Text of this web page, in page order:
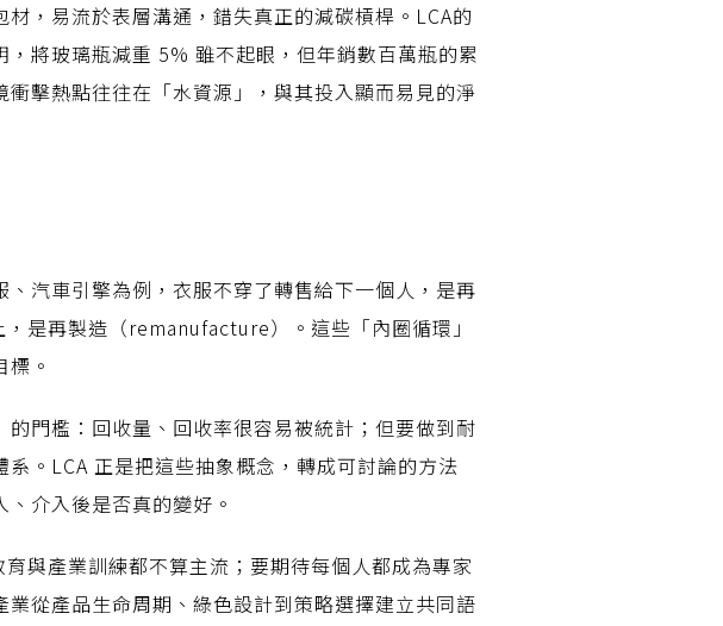
，易流於表層溝通，錯失真正的減碳槓桿。LCA的
將玻璃瓶減重 5% 雖不起眼，但年銷數百萬瓶的累
擊熱點往往在「水資源」，與其投入顯而易見的淨
汽車引擎為例，衣服不穿了轉售給下一個人，是再
是再製造（remanufacture）。這些「內圈循環」
。
門檻：回收量、回收率很容易被統計；但要做到耐
。LCA 正是把這些抽象概念，轉成可討論的方法
介入後是否真的變好。
與產業訓練都不算主流；要期待每個人都成為專家
從產品生命周期、綠色設計到策略選擇建立共同語